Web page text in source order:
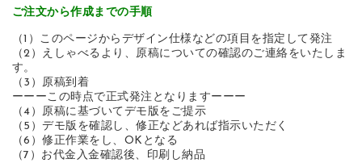
ご注文から作成までの手順
（1）このページからデザイン仕様などの項目を指定して発注
（2）えしゃべるより、原稿についての確認のご連絡をいたしま
す。
（3）原稿到着
ーーーこの時点で正式発注となりますーーー
（4）原稿に基づいてデモ版をご提示
（5）デモ版を確認し、修正などあれば指示いただく
（6）修正作業をし、OKとなる
（7）お代金入金確認後、印刷し納品